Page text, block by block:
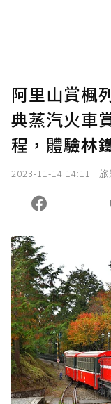
阿里山賞楓
典蒸汽火車
程，體驗林
2023-11-14 14:11 旅